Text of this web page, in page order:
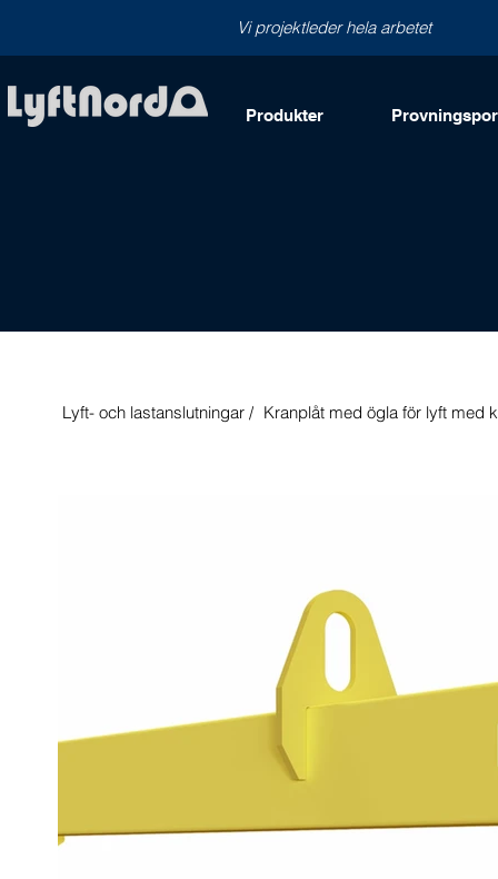
Vi projektleder hela arbetet
Produkter
Lyft- och lastanslutningar / Kranplåt med ögla för lyft med